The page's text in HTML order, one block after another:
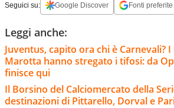
Seguici su: Google Discover Fonti preferite
Leggi anche:
Juventus, capito ora chi è Carnevali?
Marotta hanno stregato i tifosi: da
finisce qui
Il Borsino del Calciomercato della
destinazioni di Pittarello, Dorval e